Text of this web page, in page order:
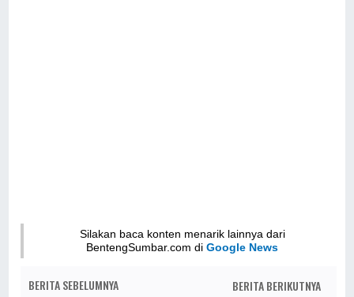
Silakan baca konten menarik lainnya dari
BentengSumbar.com diGoogle News
BERITA SEBELUMNYA BERITA BERIKUTNYA